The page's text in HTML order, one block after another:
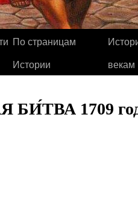
По страницам
Истории
векам
1709